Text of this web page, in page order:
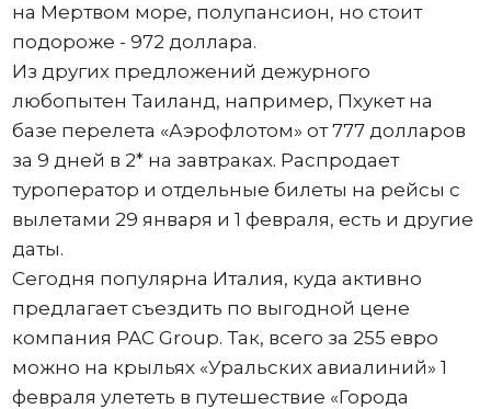
на Мертвом море, полупансион, но стоит
подороже - 972 доллара.
Из других предложений дежурного
любопытен Таиланд, например, Пхукет на
базе перелета «Аэрофлотом» от 777 долларов
за 9 дней в 2* на завтраках. Распродает
туроператор и отдельные билеты на рейсы с
вылетами 29 января и 1 февраля, есть и другие
даты.
Сегодня популярна Италия, куда активно
предлагает съездить по выгодной цене
компания PAC Group. Так, всего за 255 евро
можно на крыльях «Уральских авиалиний» 1
февраля улететь в путешествие «Города